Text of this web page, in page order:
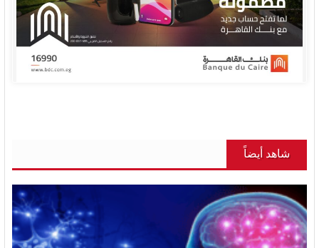
شاهد أيضاً